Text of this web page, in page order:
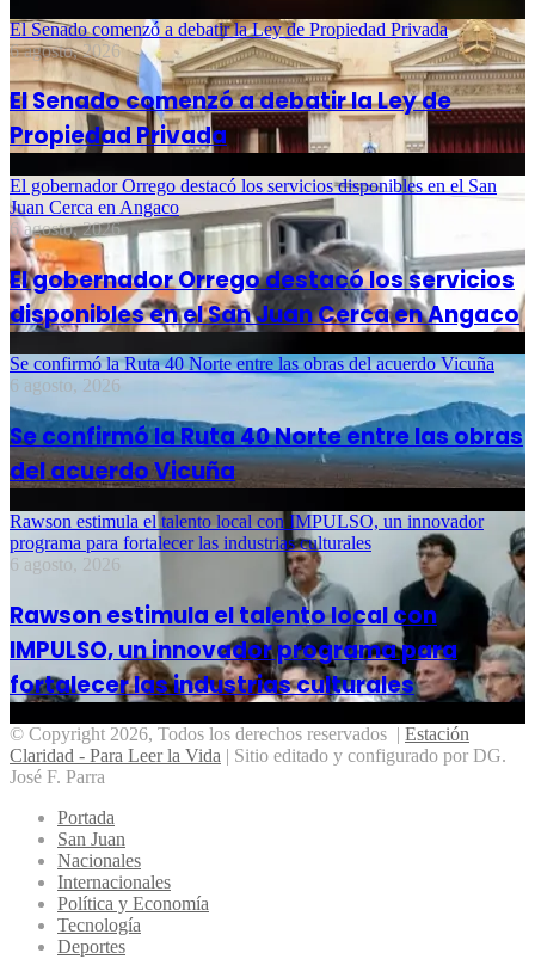
El Senado comenzó a debatir la Ley de Propiedad Privada
6 agosto, 2026
El Senado comenzó a debatir la Ley de
Propiedad Privada
El gobernador Orrego destacó los servicios disponibles en el San
Juan Cerca en Angaco
6 agosto, 2026
El gobernador Orrego destacó los servicios
disponibles en el San Juan Cerca en Angaco
Se confirmó la Ruta 40 Norte entre las obras del acuerdo Vicuña
6 agosto, 2026
Se confirmó la Ruta 40 Norte entre las obras
del acuerdo Vicuña
Rawson estimula el talento local con IMPULSO, un innovador
programa para fortalecer las industrias culturales
6 agosto, 2026
Rawson estimula el talento local con
IMPULSO, un innovador programa para
fortalecer las industrias culturales
© Copyright 2026, Todos los derechos reservados | Estación
Claridad - Para Leer la Vida | Sitio editado y configurado por DG.
José F. Parra
Portada
San Juan
Nacionales
Internacionales
Política y Economía
Tecnología
Deportes